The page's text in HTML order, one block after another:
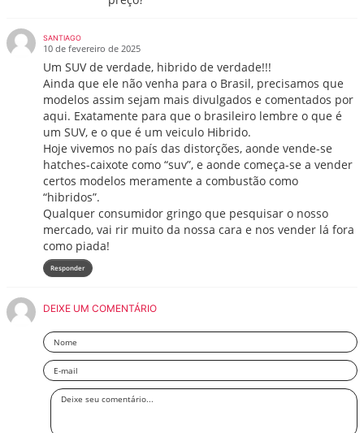
SANTIAGO
10 de fevereiro de 2025
Um SUV de verdade, hibrido de verdade!!!
Ainda que ele não venha para o Brasil, precisamos que
modelos assim sejam mais divulgados e comentados por
aqui. Exatamente para que o brasileiro lembre o que é
um SUV, e o que é um veiculo Hibrido.
Hoje vivemos no país das distorções, aonde vende-se
hatches-caixote como “suv”, e aonde começa-se a vender
certos modelos meramente a combustão como
“hibridos”.
Qualquer consumidor gringo que pesquisar o nosso
mercado, vai rir muito da nossa cara e nos vender lá fora
como piada!
Responder
DEIXE UM COMENTÁRIO
Nome
Email
Deixe